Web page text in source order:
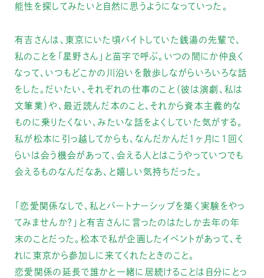
能性を探してみたいと自然に思うようになっていった。
有吉さんは、東京にいた頃バイトしていた銭湯の先輩で、
私のことを「星野さん」と苗字で呼ぶ。いつの間にか仲良く
なって、いつもどこかの川沿いを散歩しながらいろいろな話
をした。だいたい、それぞれの仕事のこと（彼は演劇、私は
文筆業）や、最近読んだ本のこと、それから資本主義的な
ものに乗りたくない、みたいな話をよくしていた気がする。
私が松本に引っ越してからも、なんだかんだ１ヶ月に１回く
らいは会う機会があって、会える人とはこうやっていつでも
会えるものなんだなあ、と嬉しい気持ちだった。
「恋愛関係なしで、私とパートナーシップを築く実験をやっ
てみませんか？」と有吉さんに言ったのはたしか去年の年
末のことだった。松本で私が企画したイベントがあって、そ
れに東京から参加しに来てくれたときのこと。
恋愛関係の延長で誰かと一緒に居続けることは自分にとっ